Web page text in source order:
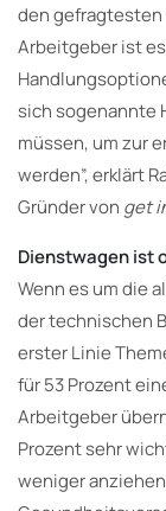
den gefragtesten
Arbeitgeber ist
sich sogenannte
müssen, um zur
werden”, erklärt
Gründer von get
Dienstwagen ist
Wenn es um die
der technischen
erster Linie
für 53 Prozent
Arbeitgeber
Prozent sehr
weniger